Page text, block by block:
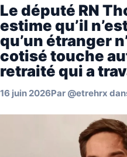
Le député RN
estime qu’il
qu’un étranger
cotisé touche
retraité qui a
16 juin 2026Par @etrehrx